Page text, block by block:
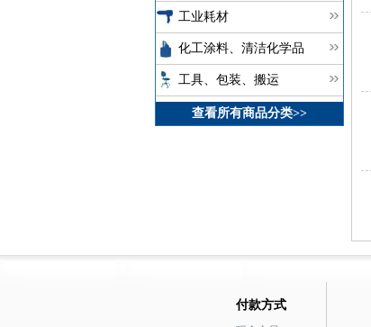
工业耗材
化工涂料、清洁化学品
工具、包装、搬运
查看所有商品分类>>
付款方式